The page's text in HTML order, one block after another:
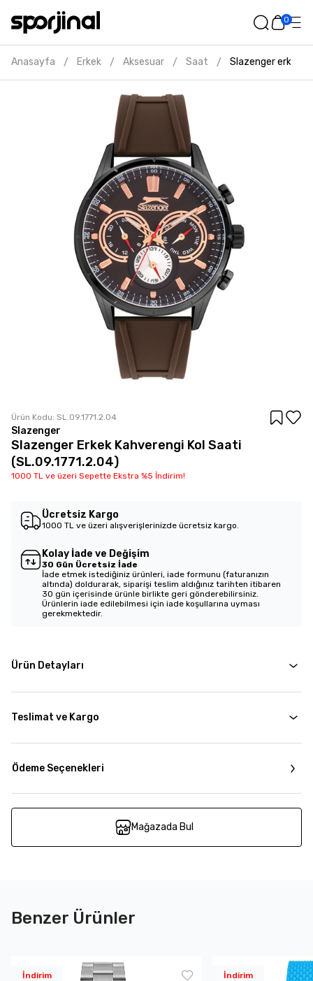
0
Anasayfa / Erkek / Aksesuar / Saat / Slazenger erkek
Ürün Kodu: SL.09.1771.2.04
Slazenger
Slazenger Erkek Kahverengi Kol Saati
(SL.09.1771.2.04)
1000 TL ve üzeri Sepette Ekstra %5 İndirim!
Ücretsiz Kargo
1000 TL ve üzeri alışverişlerinizde ücretsiz kargo.
Kolay İade ve Değişim
30 Gün Ücretsiz İade
İade etmek istediğiniz ürünleri, iade formunu (faturanızın
altında) doldurarak, siparişi teslim aldığınız tarihten itibaren
30 gün içerisinde ürünle birlikte geri gönderebilirsiniz.
Ürünlerin iade edilebilmesi için iade koşullarına uyması
gerekmektedir.
Ürün Detayları
Teslimat ve Kargo
Ödeme Seçenekleri
Mağazada Bul
Benzer Ürünler
İndirim İndirim